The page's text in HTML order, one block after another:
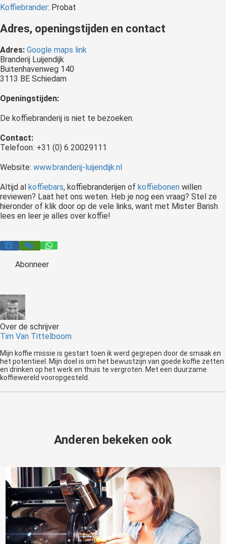
Koffiebrander: Probat
Adres, openingstijden en contact
Adres: Google maps link
Branderij Luijendijk
Buitenhavenweg 140
3113 BE Schiedam
Openingstijden:
De koffiebranderij is niet te bezoeken.
Contact:
Telefoon: +31 (0) 6 20029111
Website: www.branderij-luijendijk.nl
Altijd al koffiebars, koffiebranderijen of koffiebonen willen
reviewen? Laat het ons weten. Heb je nog een vraag? Stel ze
hieronder of klik door op de vele links, want met Mister Barish
lees en leer je alles over koffie!
Abonneer
Over de schrijver
Tim Van Tittelboom
Mijn koffie missie is gestart toen ik werd gegrepen door de smaak en
het potentieel. Mijn doel is om het bewustzijn van goede koffie zetten
en drinken op het werk en thuis te vergroten. Met een duurzame
koffiewereld vooropgesteld.
Anderen bekeken ook